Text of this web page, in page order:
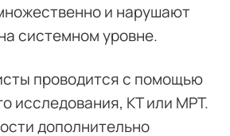
и нарушают
системном уровне.
проводится с помощью
исследования, КТ или МРТ.
дополнительно